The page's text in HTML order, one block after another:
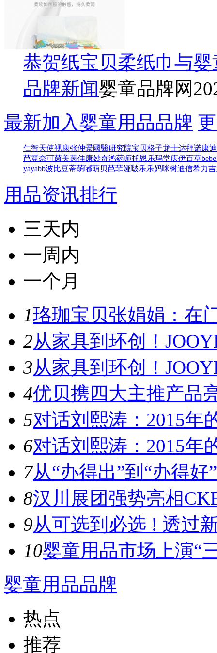
恭贺纸宝贝柔纸巾与
品牌新闻婴童品牌网
最新加入婴童用品品牌
仁智天使视康张仲景國醫研究院宝贝格子龙士达拜诺康
芭霓奈可茵美茵佳康妙奇鸿药师托恩 乐玛堂庆伊百草
yayabb波比豆蒂萌嘟萌贝芭菲娅啵乐乐妈咪树迪信希力吉
用品资讯排行
三天内
一周内
一个月
1珞珈宝贝张娟娟：在
2从家具到环创！
3从家具到环创！
4优贝携四大主推产品
5对话刘熙涛：2015年
6对话刘熙涛：2015年
7从“办得出”到“办得好
8汉川展团强势亮相
9从可选到必选 ! 透过
10婴童用品市场上演“
婴童用品品牌
热点
推荐